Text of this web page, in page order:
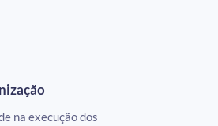
na execução dos